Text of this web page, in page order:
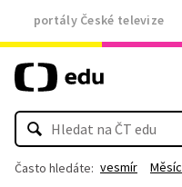
portály České televize
Často hledáte: vesmír Měsíc